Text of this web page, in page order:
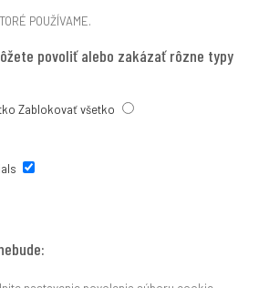
POUŽÍVAME.
povoliť alebo zakázať rôzne typy
Zablokovať všetko